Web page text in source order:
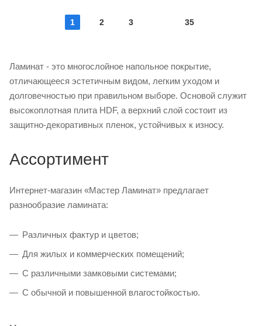
1 2 3 35
Ламинат - это многослойное напольное покрытие,
отличающееся эстетичным видом, легким уходом и
долговечностью при правильном выборе. Основой служит
высокоплотная плита HDF, а верхний слой состоит из
защитно-декоративных пленок, устойчивых к износу.
Ассортимент
Интернет-магазин «Мастер Ламинат» предлагает
разнообразие ламината:
Различных фактур и цветов;
Для жилых и коммерческих помещений;
С различными замковыми системами;
С обычной и повышенной влагостойкостью.